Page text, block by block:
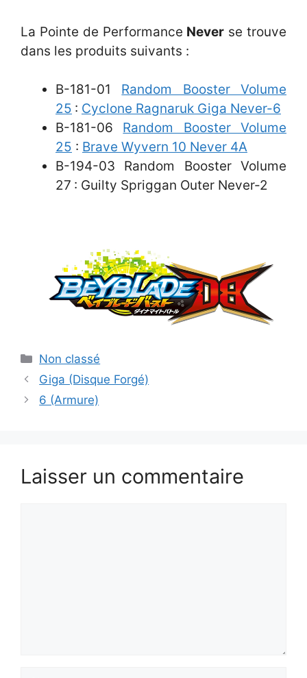
La Pointe de Performance Never se trouve
dans les produits suivants :
B-181-01 Random Booster Volume
25 : Cyclone Ragnaruk Giga Never-6
B-181-06 Random Booster Volume
25 : Brave Wyvern 10 Never 4A
B-194-03 Random Booster Volume
27 : Guilty Spriggan Outer Never-2
Catégories
Non classé
Giga (Disque Forgé)
6 (Armure)
Laisser un commentaire